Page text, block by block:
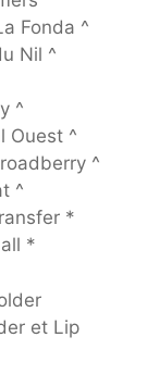
Fonda ^
Nil ^
^
Ouest ^
^
^
*
*
et Lip